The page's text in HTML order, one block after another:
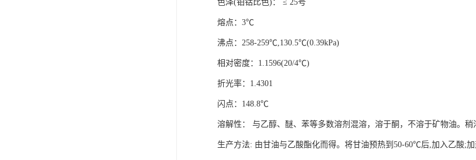
色泽(铂钴比色) ： ≤ 25号
熔点： 3℃
沸点： 258-259℃,130.5℃(0.39kPa)
相对密度： 1.1596(20/4℃)
折光率： 1.4301
闪点 ： 148.8℃
溶解性： 与乙醇、醚、苯等多数溶剂混溶，溶于酮，不溶于矿物油。稍
生产方法: 由甘油与乙酸酯化而得。将甘油预热到 50-60℃后,加入乙酸;